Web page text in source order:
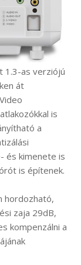
1.3-as verziójú
át
is
a
és kimenete is
is építenek.
hordozható,
zaja 29dB,
kompenzálni a